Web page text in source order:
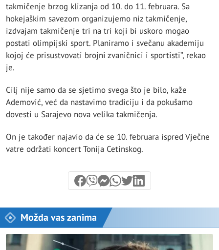
takmičenje brzog klizanja od 10. do 11. februara. Sa
hokejaškim savezom organizujemo niz takmičenje,
izdvajam takmičenje tri na tri koji bi uskoro mogao
postati olimpijski sport. Planiramo i svečanu akademiju
kojoj će prisustvovati brojni zvaničnici i sportisti”, rekao
je.
Cilj nije samo da se sjetimo svega što je bilo, kaže
Ademović, već da nastavimo tradiciju i da pokušamo
dovesti u Sarajevo nova velika takmičenja.
On je također najavio da će se 10. februara ispred Vječne
vatre održati koncert Tonija Cetinskog.
Možda vas zanima